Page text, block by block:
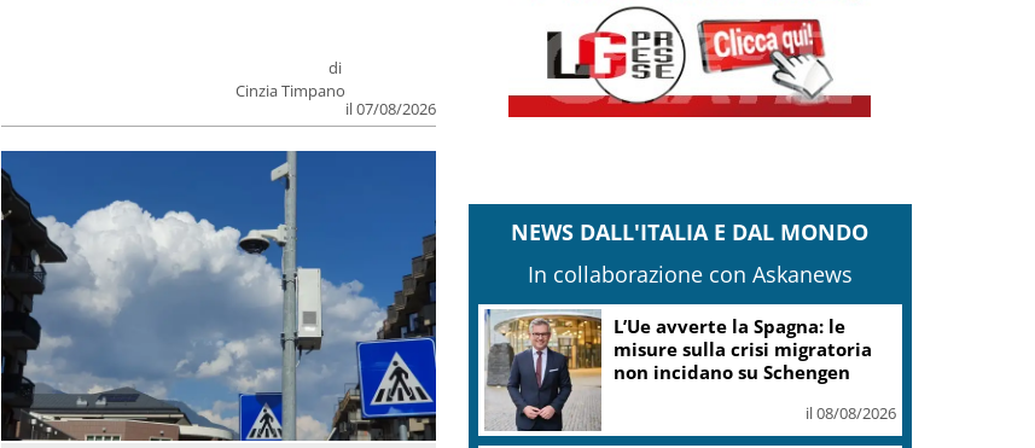
di
Cinzia Timpano
il 07/08/2026
NEWS DALL'ITALIA E DAL MONDO
In collaborazione con Askanews
L’Ue avverte la Spagna: le
misure sulla crisi migratoria
non incidano su Schengen
il 08/08/2026